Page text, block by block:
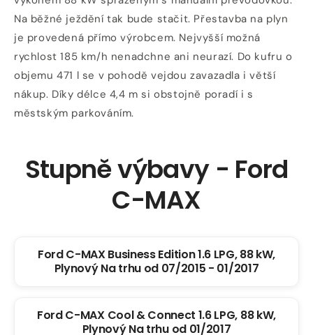
Na běžné ježdění tak bude stačit. Přestavba na plyn
je provedená přímo výrobcem. Nejvyšší možná
rychlost 185 km/h nenadchne ani neurazí. Do kufru o
objemu 471 l se v pohodě vejdou zavazadla i větší
nákup. Díky délce 4,4 m si obstojně poradí i s
městským parkováním.
Stupně výbavy - Ford
C-MAX
Ford C-MAX Business Edition 1.6 LPG, 88 kW,
Plynový Na trhu od 07/2015 - 01/2017
Ford C-MAX Cool & Connect 1.6 LPG, 88 kW,
Plynový Na trhu od 01/2017